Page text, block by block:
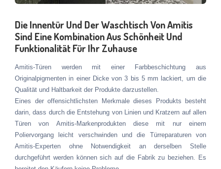
Die Innentür Und Der Waschtisch Von Amitis
Sind Eine Kombination Aus Schönheit Und
Funktionalität Für Ihr Zuhause
Amitis-Türen werden mit einer Farbbeschichtung aus
Originalpigmenten in einer Dicke von 3 bis 5 mm lackiert, um die
Qualität und Haltbarkeit der Produkte darzustellen.
Eines der offensichtlichsten Merkmale dieses Produkts besteht
darin, dass durch die Entstehung von Linien und Kratzern auf allen
Türen von Amitis-Markenprodukten diese mit nur einem
Poliervorgang leicht verschwinden und die Türreparaturen von
Amitis-Experten ohne Notwendigkeit an derselben Stelle
durchgeführt werden können sich auf die Fabrik zu beziehen. Es